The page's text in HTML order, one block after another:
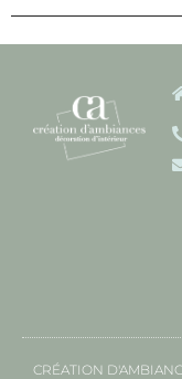
CRÉATION